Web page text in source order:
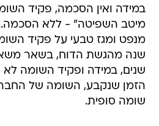
במידה ואין הסכמה, פקיד
מיטב השפיטה" - ללא הסכמה.
מנפט ומגז טבעי על פקיד
שנה מהגשת הדוח, בשאר
שנים, במידה ופקיד השומה
הזמן שנקבע, השומה של
שומה סופית.